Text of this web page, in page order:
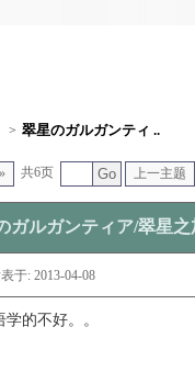
> 翠星のガルガンティ ..
» 共6页 Go 上一主题
ガルガンティア/翠星
于: 2013-04-08
学的不好。。